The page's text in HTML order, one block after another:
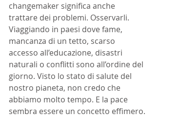
changemaker significa anche
trattare dei problemi. Osservarli.
Viaggiando in paesi dove fame,
mancanza di un tetto, scarso
accesso all’educazione, disastri
naturali o conflitti sono all’ordine del
giorno. Visto lo stato di salute del
nostro pianeta, non credo che
abbiamo molto tempo. E la pace
sembra essere un concetto effimero.